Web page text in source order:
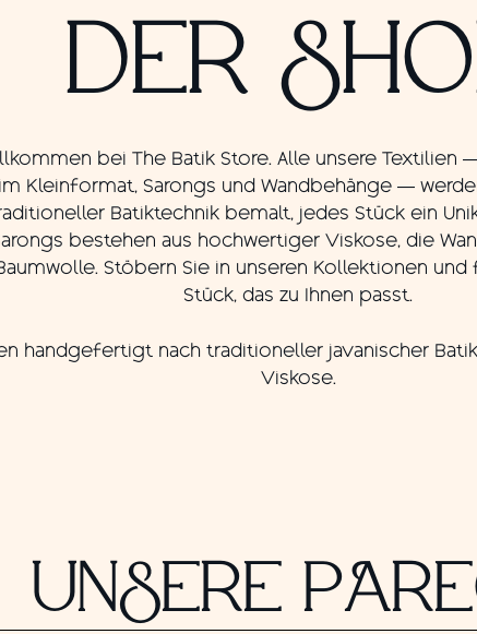
DER
bei The Batik Store. Alle unsere Textilien
im Kleinformat, Sarongs und Wandbehänge —
Batiktechnik bemalt, jedes Stück ein
bestehen aus hochwertiger Viskose, die
Stöbern Sie in unseren Kollektionen und
Stück, das zu Ihnen passt.
handgefertigt nach traditioneller javanischer
Viskose.
UNSERE